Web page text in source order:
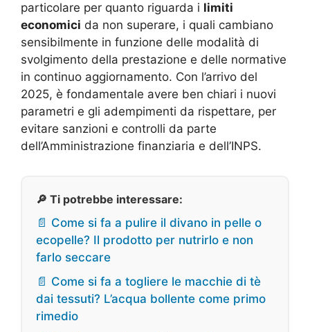
particolare per quanto riguarda i limiti
economici da non superare, i quali cambiano
sensibilmente in funzione delle modalità di
svolgimento della prestazione e delle normative
in continuo aggiornamento. Con l’arrivo del
2025, è fondamentale avere ben chiari i nuovi
parametri e gli adempimenti da rispettare, per
evitare sanzioni e controlli da parte
dell’Amministrazione finanziaria e dell’INPS.
🔎 Ti potrebbe interessare:
📄 Come si fa a pulire il divano in pelle o
ecopelle? Il prodotto per nutrirlo e non
farlo seccare
📄 Come si fa a togliere le macchie di tè
dai tessuti? L’acqua bollente come primo
rimedio